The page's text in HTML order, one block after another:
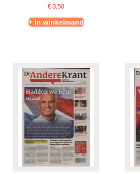
€ 3,50
+ In winkelmand